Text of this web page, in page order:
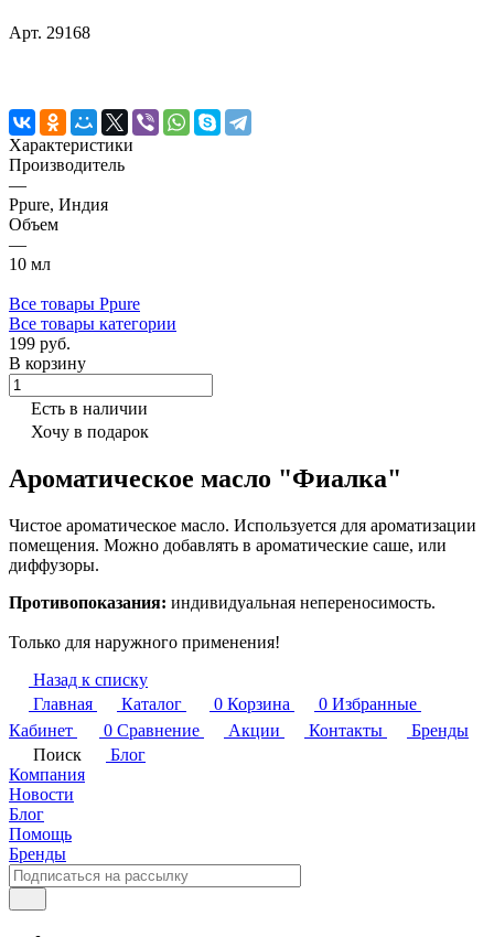
Арт. 29168
Характеристики
Производитель
—
Ppure, Индия
Объем
—
10 мл
Все товары Ppure
Все товары категории
199 руб.
В корзину
Есть в наличии
Хочу в подарок
Ароматическое масло "Фиалка"
Чистое ароматическое масло. Используется для ароматизации
помещения. Можно добавлять в ароматические саше, или
диффузоры.
Противопоказания: индивидуальная непереносимость.
Только для наружного применения!
Назад к списку
Главная
Каталог 0 Корзина 0 Избранные
Кабинет
0 Сравнение Акции Контакты
Бренды
Поиск
Блог
Компания
Новости
Блог
Помощь
Бренды